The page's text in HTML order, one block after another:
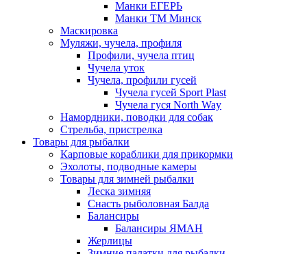
Манки ЕГЕРЬ
Манки ТМ Минск
Маскировка
Муляжи, чучела, профиля
Профили, чучела птиц
Чучела уток
Чучела, профили гусей
Чучела гусей Sport Plast
Чучела гуся North Way
Намордники, поводки для собак
Стрельба, пристрелка
Товары для рыбалки
Карповые кораблики для прикормки
Эхолоты, подводные камеры
Товары для зимней рыбалки
Леска зимняя
Снасть рыболовная Балда
Балансиры
Балансиры ЯМАН
Жерлицы